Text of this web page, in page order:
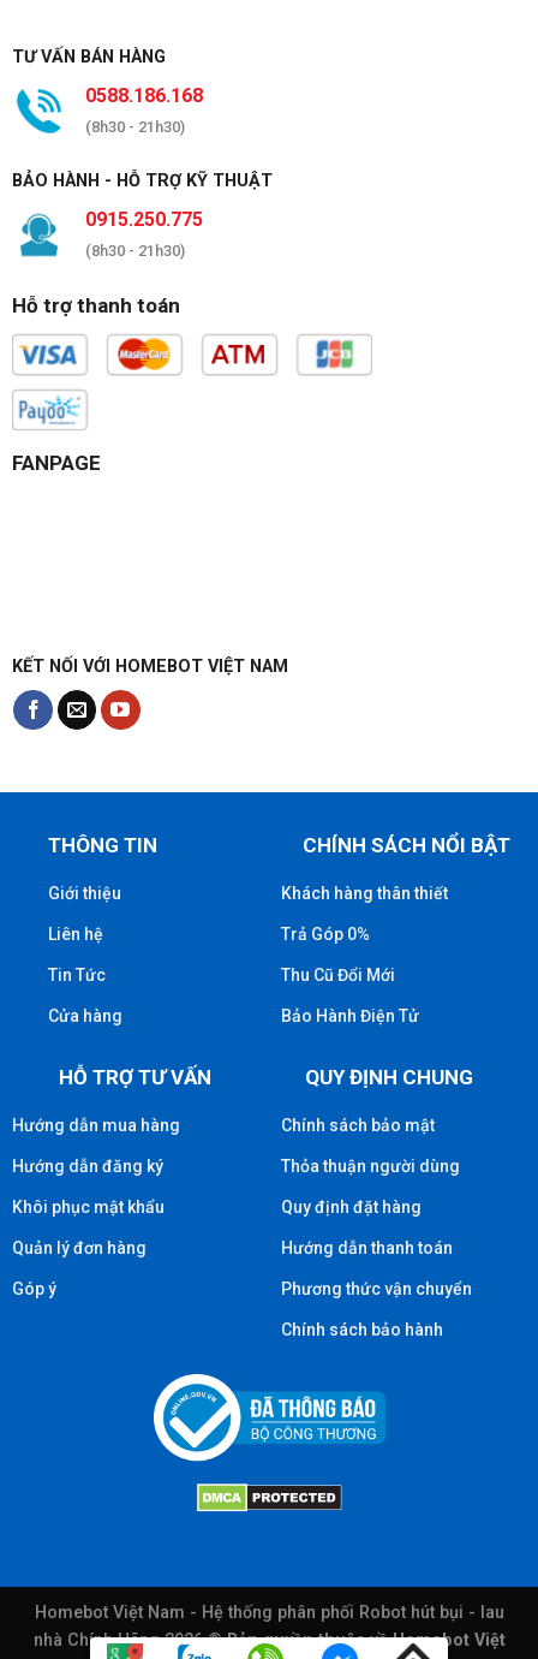
TƯ VẤN BÁN HÀNG
0588.186.168
(8h30 - 21h30)
BẢO HÀNH - HỖ TRỢ KỸ THUẬT
0915.250.775
(8h30 - 21h30)
Hỗ trợ thanh toán
FANPAGE
KẾT NỐI VỚI HOMEBOT VIỆT NAM
THÔNG TIN
Giới thiệu
Liên hệ
Tin Tức
Cửa hàng
CHÍNH SÁCH NỔI BẬT
Khách hàng thân thiết
Trả Góp 0%
Thu Cũ Đổi Mới
Bảo Hành Điện Tử
HỖ TRỢ TƯ VẤN
Hướng dẫn mua hàng
Hướng dẫn đăng ký
Khôi phục mật khẩu
Quản lý đơn hàng
Góp ý
QUY ĐỊNH CHUNG
Chính sách bảo mật
Thỏa thuận người dùng
Quy định đặt hàng
Hướng dẫn thanh toán
Phương thức vận chuyển
Chính sách bảo hành
Homebot Việt Nam - Hệ thống phân phối Robot hút bụi - lau
nhà Chính Hãng 2026 ©Bản quyền thuộc về Homebot Việt